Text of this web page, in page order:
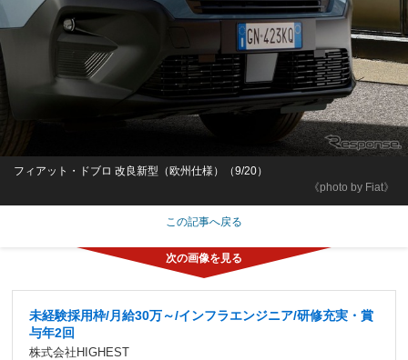
《photo by Fiat》
フィアット・ドブロ 改良新型（欧州仕様）（9/20）
この記事へ戻る
未経験採用枠/月給30万～/インフラエンジニア/研修充実・賞
与年2回
株式会社HIGHEST